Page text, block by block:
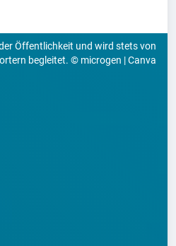
Öffentlichkeit und wird stets von
begleitet. © microgen | Canva